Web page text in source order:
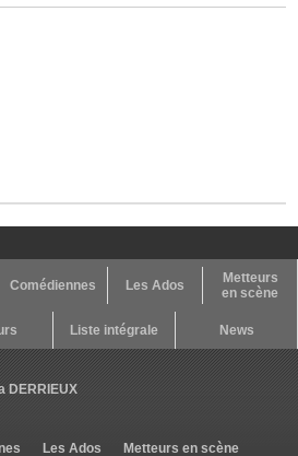
Comédiennes Les Ados
Metteurs
en scène
Liste intégrale News
DERRIEUX
Les Ados Metteurs en scène